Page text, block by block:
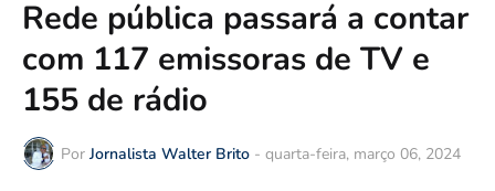
Rede pública passará a contar
com 117 emissoras de TV e
155 de rádio
Por Jornalista Walter Brito - quarta-feira, março 06, 2024